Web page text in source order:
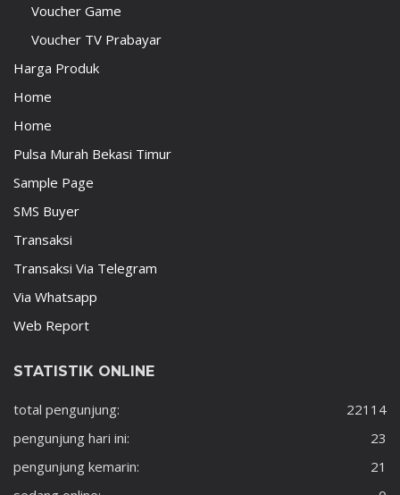
Voucher Game
Voucher TV Prabayar
Harga Produk
Home
Home
Pulsa Murah Bekasi Timur
Sample Page
SMS Buyer
Transaksi
Transaksi Via Telegram
Via Whatsapp
Web Report
STATISTIK ONLINE
22114
total pengunjung:
23
pengunjung hari ini:
21
pengunjung kemarin: